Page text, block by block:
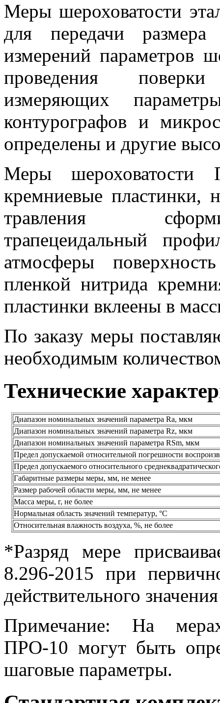
Меры шероховатости
для передачи
измерений параметров
проведения
измеряющих
контурографов и
определены и другие
Меры шероховатости
кремниевые пластинки,
травления
трапецеидальный
атмосферы
пленкой нитрида
пластинки вклеены в
По заказу меры
необходимым
Технические
Диапазон номинальных значений параметра Ra, мкм
Диапазон номинальных значений параметра Rz, мкм
Диапазон номинальных значений параметра RSm, мкм
Предел допускаемой относительной погрешности
Предел допускаемого относительного
Габаритные размеры меры, мм, не менее
Размер рабочей области меры, мм, не менее
Масса меры, г, не более
Нормальная область значений температур, °С
Относительная влажность воздуха, %, не более
*Разряд мере
8.296-2015 при
действительного
Примечание: На
ПРО-10 могут быть
шаговые параметры.